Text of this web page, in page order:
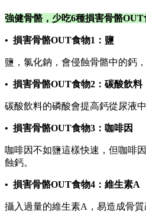
強健骨骼，少吃6種損害骨骼OUT
• 損害骨骼OUT食物1：鹽
鹽，氯化鈉，會侵蝕骨骼中的鈣
• 損害骨骼OUT食物2：碳酸飲料
碳酸飲料的磷酸會提高鈣從尿液
• 損害骨骼OUT食物3：咖啡因
咖啡因不如鹽這樣快速，但咖啡
蝕鈣。
• 損害骨骼OUT食物4：維生素A
攝入過量的維生素A，易造成骨質